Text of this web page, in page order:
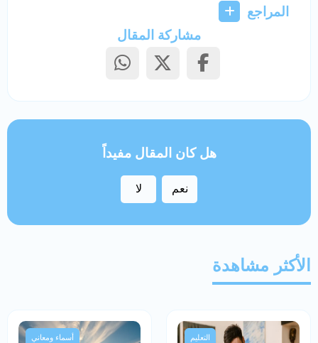
المراجع
مشاركة المقال
هل كان المقال مفيداً
نعم لا
الأكثر مشاهدة
التعليم أسماء ومعاني